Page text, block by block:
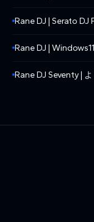
Rane DJ | Serato
Rane DJ |
Rane DJ Seventy |